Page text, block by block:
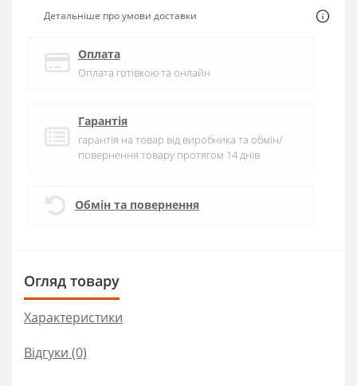
Детальніше про умови доставки
Оплата
Оплата готівкою та онлайн
Гарантія
гарантія на товар від виробника та обмін/
повернення товару протягом 14 днів
Обмін та повернення
Огляд товару
Характеристики
Відгуки (0)